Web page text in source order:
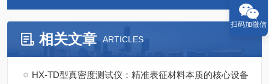
相关文章 ARTICLES
HX-TD型真密度测试仪：精准表征材料本质的核心设备
扫码加微信